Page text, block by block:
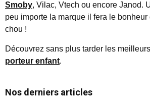
Smoby, Vilac, Vtech ou encore Janod.
peu importe la marque il fera le bonheur
chou !
Découvrez sans plus tarder les
porteur enfant.
Nos derniers articles